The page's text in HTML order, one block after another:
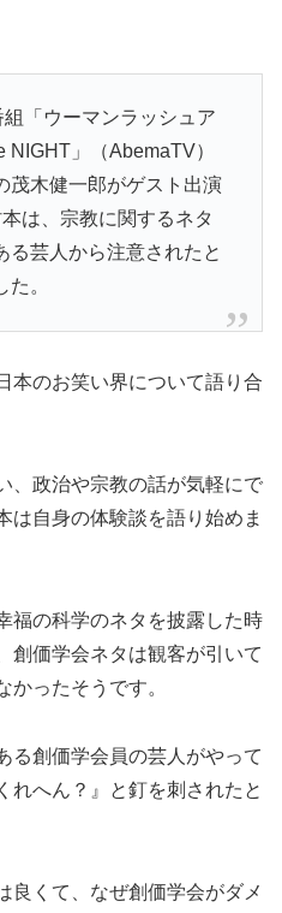
「ウーマンラッシュア
」（AbemaTV）
茂木健一郎がゲスト出演
は、宗教に関するネタ
る芸人から注意されたと
。
本のお笑い界について語り合
、政治や宗教の話が気軽にで
は自身の体験談を語り始めま
福の科学のネタを披露した時
創価学会ネタは観客が引いて
かったそうです。
る創価学会員の芸人がやって
れへん？』と釘を刺されたと
良くて、なぜ創価学会がダメ